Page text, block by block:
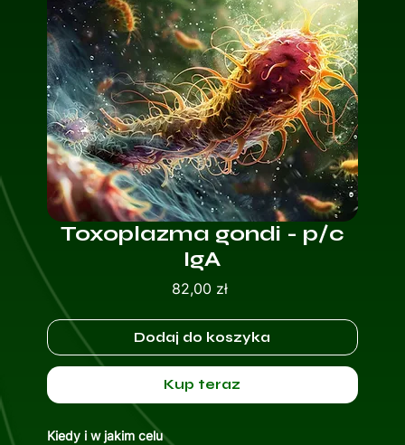
Toxoplazma gondi - p/c
IgA
82,00 złCena
Dodaj do koszyka
Kup teraz
Kiedy i w jakim celu